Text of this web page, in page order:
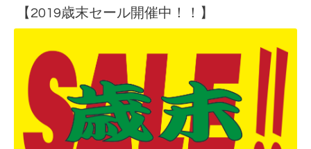
【2019歳末セール開催中！！】